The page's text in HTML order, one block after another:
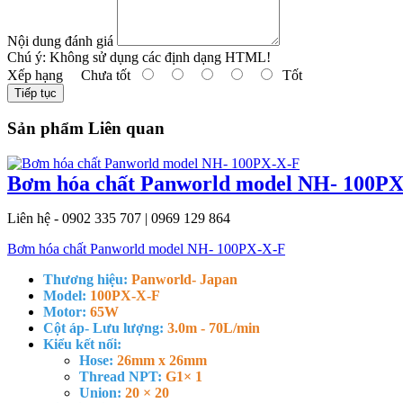
Nội dung đánh giá
Chú ý: Không sử dụng các định dạng HTML!
Xếp hạng Chưa tốt Tốt
Tiếp tục
Sản phẩm Liên quan
Bơm hóa chất Panworld model NH-
Liên hệ - 0902 335 707 | 0969 129 864
Bơm hóa chất Panworld model NH- 100PX-X-F
Thương hiệu: Panworld- Japan
Model: 100PX-X-F
Motor: 65W
Cột áp- Lưu lượng: 3.0m - 70L/min
Kiểu kết nối:
Hose: 26mm x 26mm
Thread NPT: G1× 1
Union: 20 × 20